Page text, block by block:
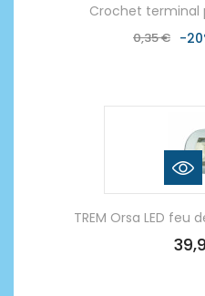
Crochet terminal
0,35 € -
TREM Orsa LED feu